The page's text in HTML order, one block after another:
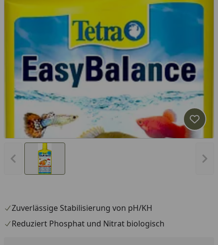
Vorheriges Bild anzeigen
Zuverlässige Stabilisierung von pH/KH
Reduziert Phosphat und Nitrat biologisch